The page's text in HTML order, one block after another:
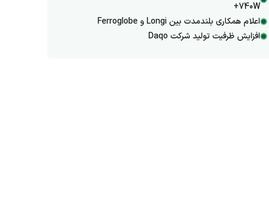
+740W
اعلام همکاری بلندمدت بین Longi و Ferroglobe
افزایش ظرفیت تولید شرکت Daqo